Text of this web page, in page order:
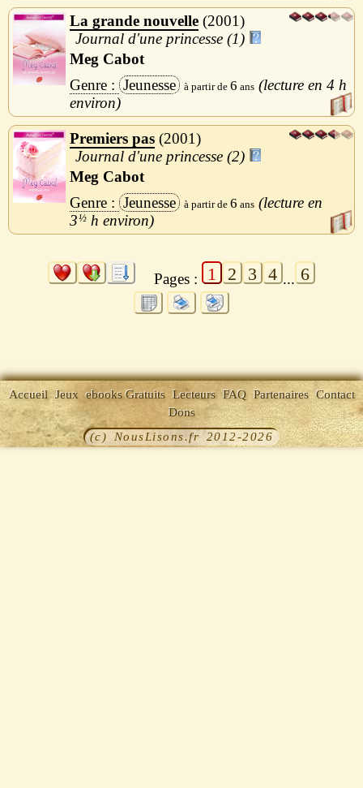
La grande nouvelle 2001
Journal d'une princesse (1)
Meg Cabot
Jeunesse
6 4 h
Premiers pas 2001
Journal d'une princesse (2)
Meg Cabot
Jeunesse
6
3½ h
Pages : 1 2 3 4 ... 6
Accueil Jeux ebooks Gratuits Lecteurs FAQ Partenaires Contact
Dons
(c) NousLisons.fr 2012-2026